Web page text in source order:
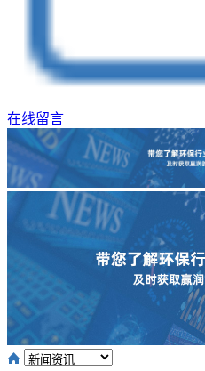
在线留言